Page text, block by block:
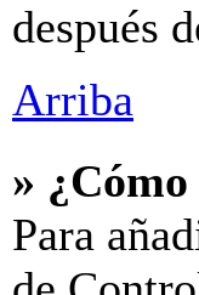
después
Arriba
»
Para